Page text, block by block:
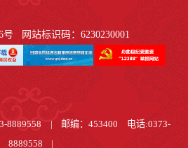
号 网站标识码：6230230001
8889558 |
邮编：453400 电话:0373-
8889558
|